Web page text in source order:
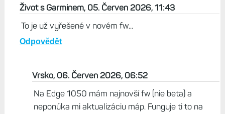
Život s Garminem, 05. Červen 2026, 11:43
To je už vyřešené v novém fw...
Odpovědět
Vrsko, 06. Červen 2026, 06:52
Na Edge 1050 mám najnovší fw (nie beta) a
neponúka mi aktualizáciu máp. Funguje ti to na